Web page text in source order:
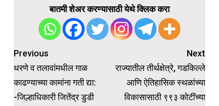
बातमी शेअर करण्यासाठी येथे क्लिक करा
Post
navigation
Previous
धरणे व तलावांमधील गाळ
काढण्याच्या कामांना गती द्या:
-जिल्हाधिकारी जितेंद्र डुडी
Next
राज्यातील तीर्थक्षेत्रे, गडकिल्ले
आणि ऐतिहासिक स्थळांच्या
विकासासाठी ९९३ कोटींच्या